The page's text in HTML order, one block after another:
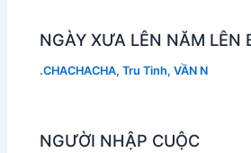
NGÀY XƯA LÊN NĂM LÊN
.CHACHACHA,Tru Tinh,VẦN N
NGƯỜI NHẬP CUỘC